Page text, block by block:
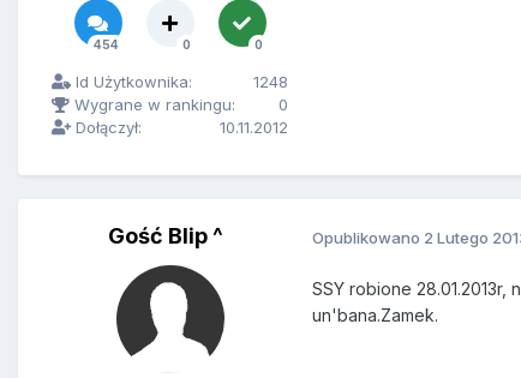
454 0 0
Id Użytkownika:
1248
Wygrane w rankingu:
0
Dołączył:
10.11.2012
Gość Blip ^ Opublikowano 2 Lutego
SSY robione 28.01.2013r,
un'bana.Zamek.